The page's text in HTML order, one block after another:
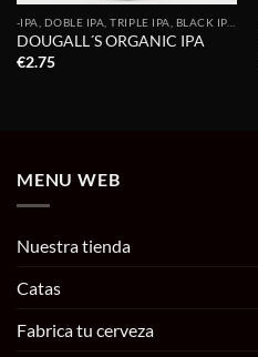
-IPA, DOBLE IPA, TRIPLE IPA, BLACK IPA, NEIPA, HAZY IPA...
DOUGALL´S ORGANIC IPA
€2.75
MENU WEB
Nuestra tienda
Catas
Fabrica tu cerveza